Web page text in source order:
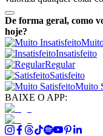
De forma geral, como
hoje?
Insatisfeito
Regular
Satisfeito
Muito
BAIXE O APP: